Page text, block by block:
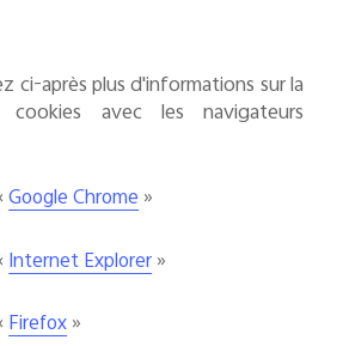
ci-après plus d'informations sur la
avec les navigateurs
Google Chrome »
Internet Explorer»
Firefox»